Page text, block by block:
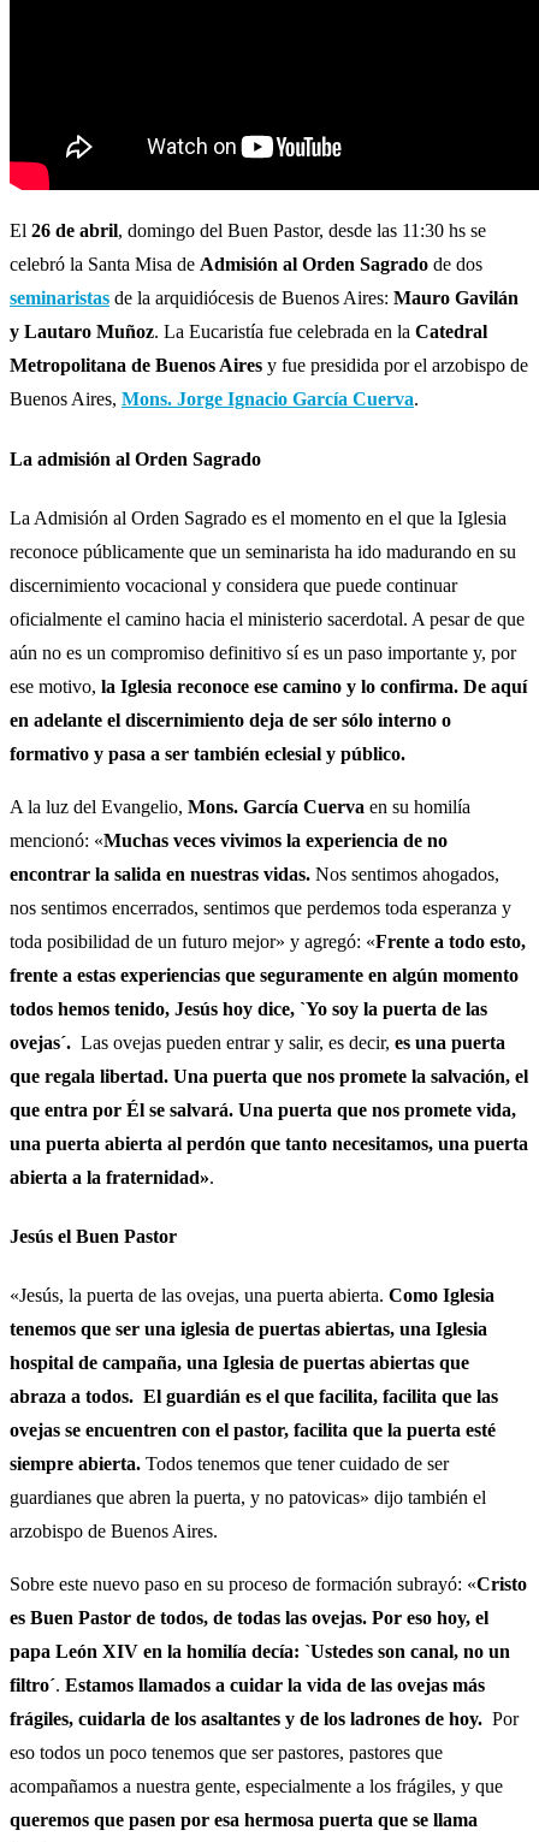
El 26 de abril, domingo del Buen Pastor, desde las 11:30 hs se
celebró la Santa Misa de Admisión al Orden Sagrado de dos
seminaristas de la arquidiócesis de Buenos Aires: Mauro Gavilán
y Lautaro Muñoz. La Eucaristía fue celebrada en la Catedral
Metropolitana de Buenos Aires y fue presidida por el arzobispo de
Buenos Aires, Mons. Jorge Ignacio García Cuerva.
La admisión al Orden Sagrado
La Admisión al Orden Sagrado es el momento en el que la Iglesia
reconoce públicamente que un seminarista ha ido madurando en su
discernimiento vocacional y considera que puede continuar
oficialmente el camino hacia el ministerio sacerdotal. A pesar de que
aún no es un compromiso definitivo sí es un paso importante y, por
ese motivo, la Iglesia reconoce ese camino y lo confirma. De aquí
en adelante el discernimiento deja de ser sólo interno o
formativo y pasa a ser también eclesial y público.
A la luz del Evangelio, Mons. García Cuerva en su homilía
mencionó: «Muchas veces vivimos la experiencia de no
encontrar la salida en nuestras vidas. Nos sentimos ahogados,
nos sentimos encerrados, sentimos que perdemos toda esperanza y
toda posibilidad de un futuro mejor» y agregó: «Frente a todo esto,
frente a estas experiencias que seguramente en algún momento
todos hemos tenido, Jesús hoy dice, `Yo soy la puerta de las
ovejas´. Las ovejas pueden entrar y salir, es decir, es una puerta
que regala libertad. Una puerta que nos promete la salvación, el
que entra por Él se salvará. Una puerta que nos promete vida,
una puerta abierta al perdón que tanto necesitamos, una puerta
abierta a la fraternidad».
Jesús el Buen Pastor
«Jesús, la puerta de las ovejas, una puerta abierta. Como Iglesia
tenemos que ser una iglesia de puertas abiertas, una Iglesia
hospital de campaña, una Iglesia de puertas abiertas que
abraza a todos. El guardián es el que facilita, facilita que las
ovejas se encuentren con el pastor, facilita que la puerta esté
siempre abierta. Todos tenemos que tener cuidado de ser
guardianes que abren la puerta, y no patovicas» dijo también el
arzobispo de Buenos Aires.
Sobre este nuevo paso en su proceso de formación subrayó: «Cristo
es Buen Pastor de todos, de todas las ovejas. Por eso hoy, el
papa León XIV en la homilía decía: `Ustedes son canal, no un
filtro´. Estamos llamados a cuidar la vida de las ovejas más
frágiles, cuidarla de los asaltantes y de los ladrones de hoy. Por
eso todos un poco tenemos que ser pastores, pastores que
acompañamos a nuestra gente, especialmente a los frágiles, y que
queremos que pasen por esa hermosa puerta que se llama